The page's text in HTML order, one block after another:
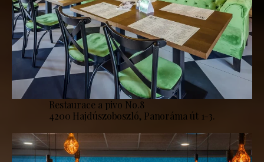
Restaurace a pivo No.8
4200 Hajdúszoboszló, Panoráma út 1-3.